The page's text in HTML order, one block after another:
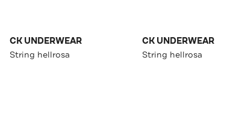
CK UNDERWEAR
String hellrosa
CK UNDERWEAR
String hellrosa